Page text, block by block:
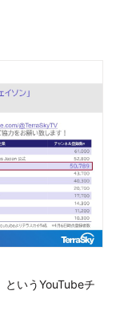
いうYouTubeチ